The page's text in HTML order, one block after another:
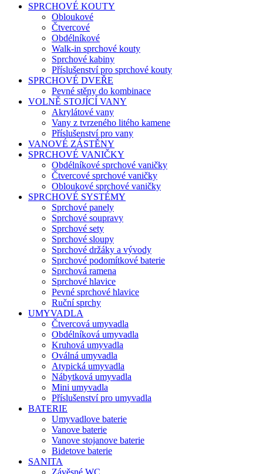
SPRCHOVÉ KOUTY
Obloukové
Čtvercové
Obdélníkové
Walk-in sprchové kouty
Sprchové kabiny
Příslušenství pro sprchové kouty
SPRCHOVÉ DVEŘE
Pevné stěny do kombinace
VOLNĚ STOJÍCÍ VANY
Akrylátové vany
Vany z tvrzeného litého kamene
Příslušenství pro vany
VANOVÉ ZÁSTĚNY
SPRCHOVÉ VANIČKY
Obdélníkové sprchové vaničky
Čtvercové sprchové vaničky
Obloukové sprchové vaničky
SPRCHOVÉ SYSTÉMY
Sprchové panely
Sprchové soupravy
Sprchové sety
Sprchové sloupy
Sprchové držáky a vývody
Sprchové podomítkové baterie
Sprchová ramena
Sprchové hlavice
Pevné sprchové hlavice
Ruční sprchy
UMYVADLA
Čtvercová umyvadla
Obdélníková umyvadla
Kruhová umyvadla
Oválná umyvadla
Atypická umyvadla
Nábytková umyvadla
Mini umyvadla
Příslušenství pro umyvadla
BATERIE
Umyvadlove baterie
Vanove baterie
Vanove stojanove baterie
Bidetove baterie
SANITA
Závěsné WC